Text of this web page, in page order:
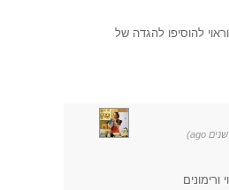
להוסיפו להגדה של
ורימונים